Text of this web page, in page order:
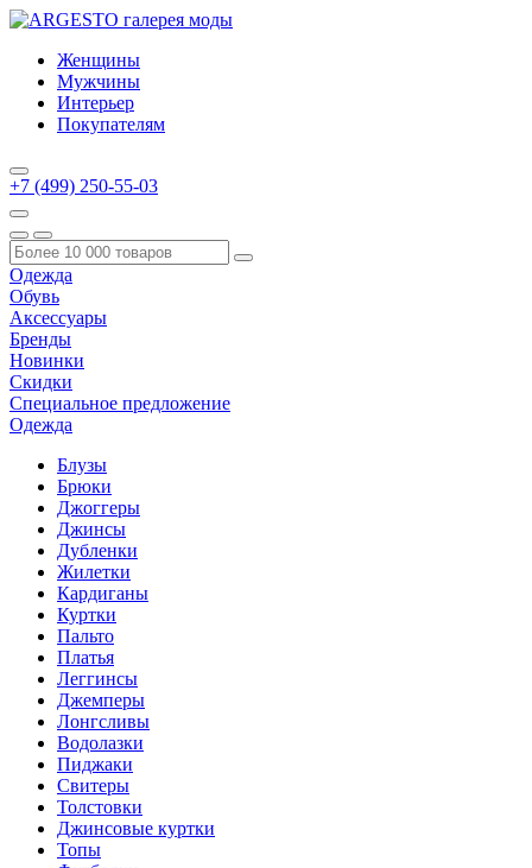
Женщины
Мужчины
Интерьер
Покупателям
+7 (499) 250-55-03
Одежда
Обувь
Аксессуары
Бренды
Новинки
Скидки
Специальное предложение
Одежда
Блузы
Брюки
Джоггеры
Джинсы
Дубленки
Жилетки
Кардиганы
Куртки
Пальто
Платья
Леггинсы
Джемперы
Лонгсливы
Водолазки
Пиджаки
Свитеры
Толстовки
Джинсовые куртки
Топы